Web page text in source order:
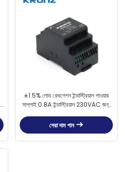
±1.5% লোড রেগুলেশন ইন্ডাস্ট্রিয়াল পাওয়ার
সাপ্লাই 0.8A ইন্ডাস্ট্রিয়াল 230VAC জন্য
সেরা দাম পান